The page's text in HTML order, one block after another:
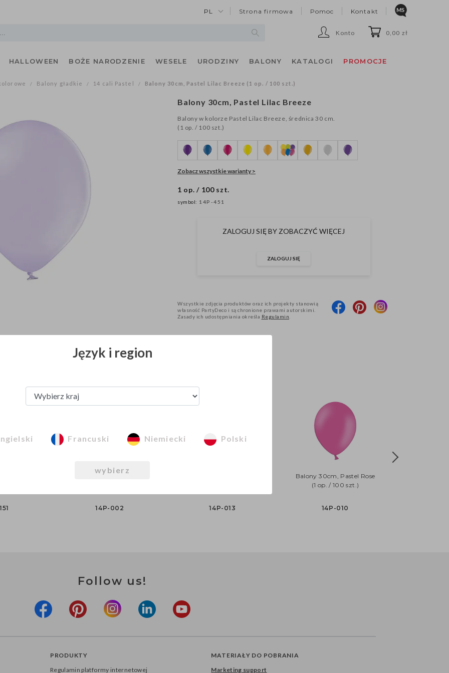
PL Strona firmowa Pomoc Kontakt
Konto 0,00 zł
HALLOWEEN BOŻE NARODZENIE WESELE URODZINY BALONY KATALOGI PROMOCJE
/ Balony gładkie / 14 cali Pastel / Balony 30cm, Pastel Lilac Breeze (1 op. / 100 szt.)
Balony 30cm, Pastel Lilac Breeze
Balony w kolorze Pastel Lilac Breeze, średnica 30 cm.
(1 op. / 100 szt.)
Zobacz wszystkie warianty >
1 op. / 100 szt.
symbol:14P-451
ZALOGUJ SIĘ BY ZOBACZYĆ WIĘCEJ
ZALOGUJ SIĘ
Wszystkie zdjęcia produktów oraz ich projekty stanowią
własność PartyDeco i są chronione prawami autorskimi.
Zasady ich udostępniania określa Regulamin
Zobacz z tej kategorii
Balony 30cm, Pastel White
14P-002 14P-013
Balony 30cm, Pastel Rose
(1 op. / 100 szt.)
14P-010
Follow us!
PRODUKTY
Regulamin platformy internetowej
MATERIAŁY DO POBRANIA
Marketing support
Język i region
Francuski Niemiecki Polski
wybierz